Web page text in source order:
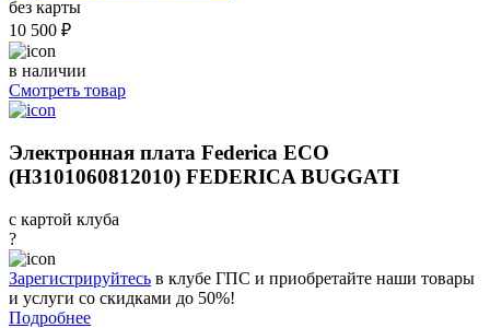
без карты
10 500 ₽
в наличии
Смотреть товар
Электронная плата Federica ЕСО
(Н3101060812010) FEDERICA BUGGATI
с картой клуба
?
Зарегистрируйтесь в клубе ГПС и приобретайте наши товары
и услуги со скидками до 50%!
Подробнее